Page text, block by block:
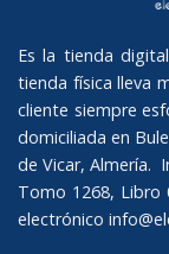
Es la tienda
tienda física lleva
cliente siempre
domiciliada en
de Vicar, Almería.
Tomo 1268, Libro
electrónico